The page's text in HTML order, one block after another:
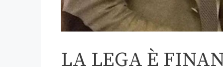
LA LEGA È